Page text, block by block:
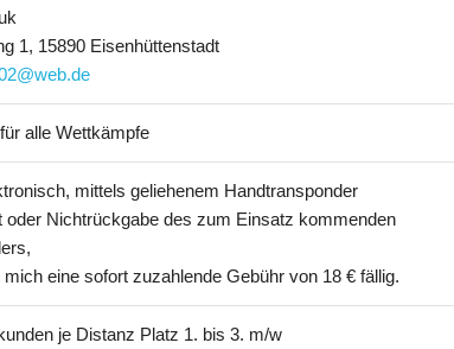
1, 15890 Eisenhüttenstadt
alle Wettkämpfe
mittels geliehenem Handtransponder
oder Nichtrückgabe des zum Einsatz kommenden
eine sofort zuzahlende Gebühr von 18 € fällig.
je Distanz Platz 1. bis 3. m/w